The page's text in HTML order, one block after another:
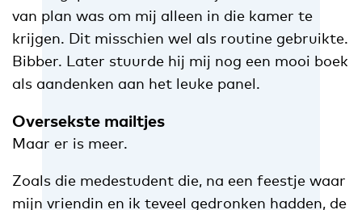
van plan was om mij alleen in die kamer te
krijgen. Dit misschien wel als routine gebruikte.
Bibber. Later stuurde hij mij nog een mooi boek
als aandenken aan het leuke panel.
Oversekste mailtjes
Maar er is meer.
Zoals die medestudent die, na een feestje waar
mijn vriendin en ik teveel gedronken hadden, de